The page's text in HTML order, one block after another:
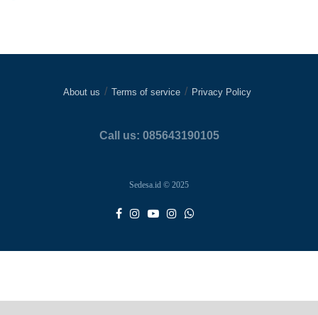
About us Terms of service Privacy Policy
Call us: 085643190105
Sedesa.id © 2025